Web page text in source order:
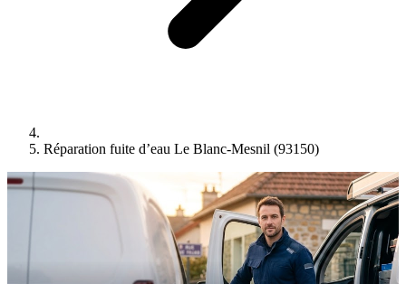
Réparation fuite d’eau Le Blanc-Mesnil (93150)